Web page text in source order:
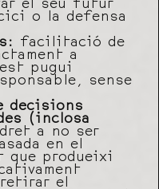
el seu futur
o la defensa
facilitació de
a
pugui
sense
decisions
(inclosa
dret a no ser
en el
que produeixi
el